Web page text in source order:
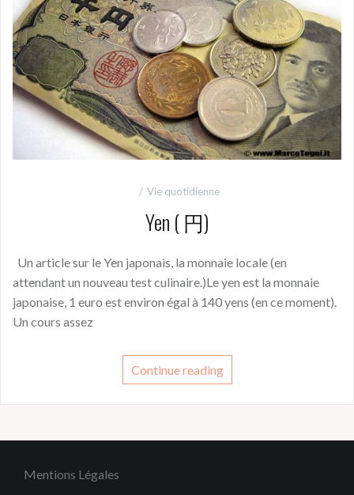
Vie quotidienne
Yen ( 円)
Un article sur le Yen japonais, la monnaie locale (en
attendant un nouveau test culinaire.)Le yen est la monnaie
japonaise, 1 euro est environ égal à 140 yens (en ce moment).
Un cours assez
Continue reading
Mentions Légales